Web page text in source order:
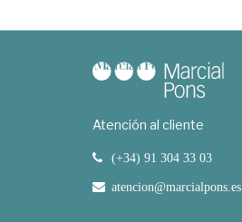
Atención al cliente
(+34) 91 304 33 03
atencion@marcialpons.es